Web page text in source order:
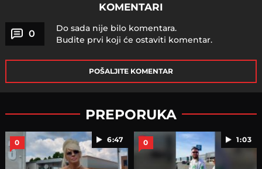
KOMENTARI
0
Do sada nije bilo komentara.
Budite prvi koji će ostaviti komentar.
POŠALJITE KOMENTAR
PREPORUKA
6:47
0 1:03
0